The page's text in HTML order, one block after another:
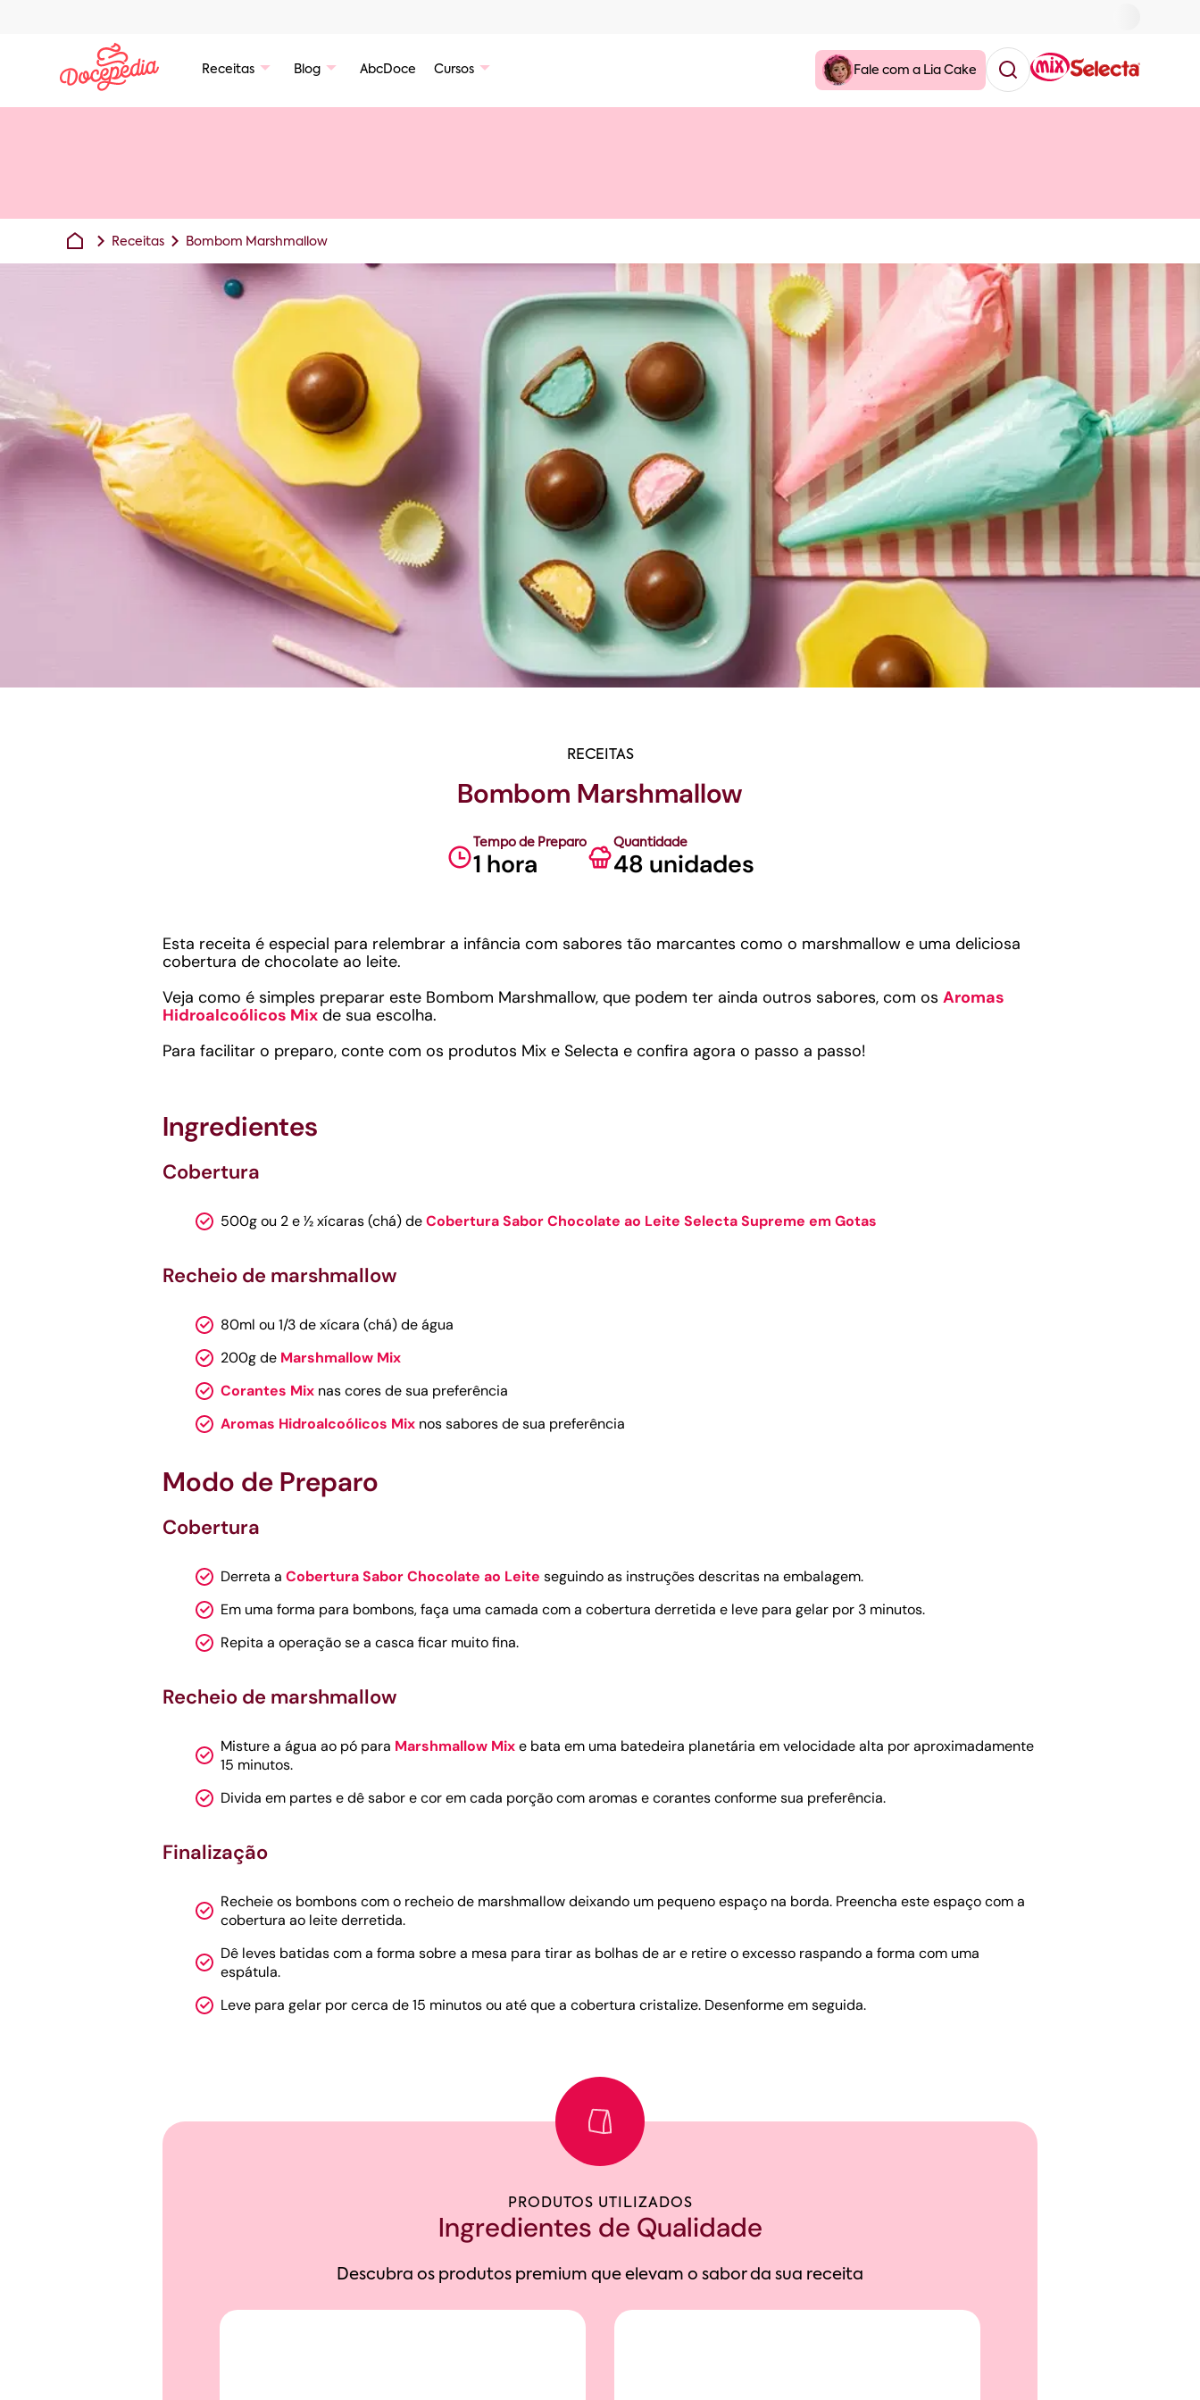
Receitas Blog AbcDoce Cursos Fale com a Lia Cake
Receitas Bombom Marshmallow
RECEITAS
Bombom Marshmallow
Tempo de Preparo
1 hora
Quantidade
48 unidades
Esta receita é especial para relembrar a infância com sabores tão marcantes como o marshmallow e uma deliciosa
cobertura de chocolate ao leite.
Veja como é simples preparar este Bombom Marshmallow, que podem ter ainda outros sabores, com os Aromas
Hidroalcoólicos Mix de sua escolha.
Para facilitar o preparo, conte com os produtos Mix e Selecta e confira agora o passo a passo!
Ingredientes
Cobertura
500g ou 2 e 1⁄2 xícaras (chá) deCobertura Sabor Chocolate ao Leite Selecta Supreme em Gotas
Recheio de marshmallow
80ml ou 1/3 de xícara (chá) de água
200g de Marshmallow Mix
Corantes Mix nas cores de sua preferência
Aromas Hidroalcoólicos Mix nos sabores de sua preferência
Modo de Preparo
Cobertura
Derreta a Cobertura Sabor Chocolate ao Leite seguindo as instruções descritas na embalagem.
Em uma forma para bombons, faça uma camada com a cobertura derretida e leve para gelar por 3 minutos.
Repita a operação se a casca ficar muito fina.
Recheio de marshmallow
Misture a água ao pó para Marshmallow Mixe bata em uma batedeira planetária em velocidade alta por aproximadamente
15 minutos.
Divida em partes e dê sabor e cor em cada porção com aromas e corantes conforme sua preferência.
Finalização
Recheie os bombons com o recheio de marshmallow deixando um pequeno espaço na borda. Preencha este espaço com a
cobertura ao leite derretida.
Dê leves batidas com a forma sobre a mesa para tirar as bolhas de ar e retire o excesso raspando a forma com uma
espátula.
Leve para gelar por cerca de 15 minutos ou até que a cobertura cristalize. Desenforme em seguida.
PRODUTOS UTILIZADOS
Ingredientes de Qualidade
Descubra os produtos premium que elevam o sabor da sua receita